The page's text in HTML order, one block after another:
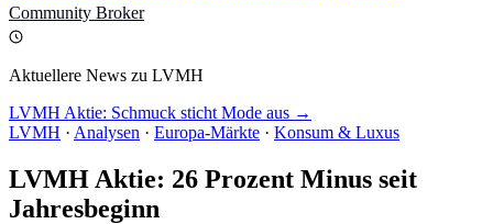
Community Broker
Aktuellere News zu LVMH
LVMH Aktie: Schmuck sticht Mode aus →
LVMH · Analysen · Europa-Märkte · Konsum & Luxus
LVMH Aktie: 26 Prozent Minus seit
Jahresbeginn